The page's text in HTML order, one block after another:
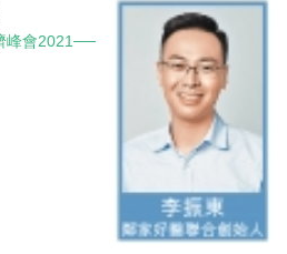
峰會2021──